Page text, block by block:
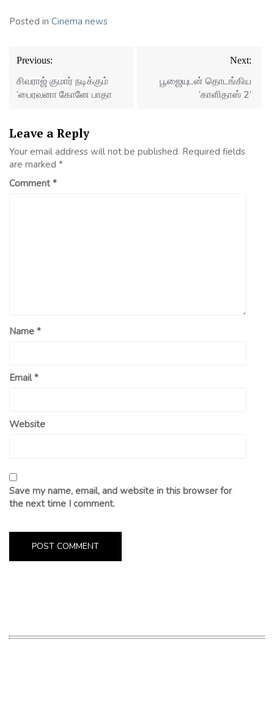
Posted in Cinema news
Post
navigation
Previous:
சிவராஜ் குமார் நடிக்கும்
‘பைரவனா கோனே பாதா
Next:
பூஜையுடன் தொடங்கிய
‘காளிதாஸ் 2’
Leave a Reply
Your email address will not be published. Required fields
are marked *
Comment*
Name *
Email*
Website
Save my name, email, and website in this browser for
the next time I comment.